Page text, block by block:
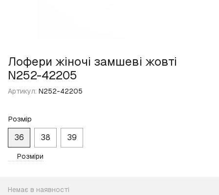
Лофери жіночі замшеві жовті
N252-42205
Артикул: N252-42205
Розмір
36 38 39
Розміри
Немає в наявності